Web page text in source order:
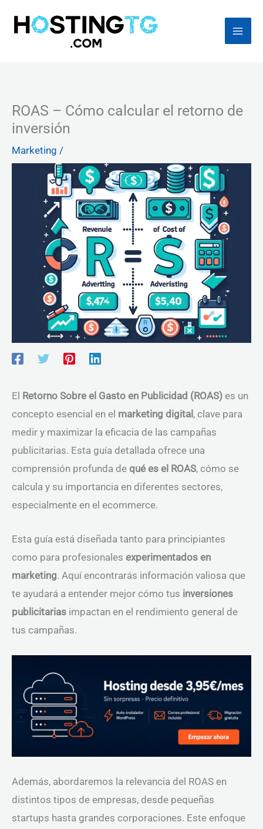
ROAS – Cómo calcular el retorno de
inversión
Marketing /
El Retorno Sobre el Gasto en Publicidad (ROAS) es un
concepto esencial en el marketing digital , clave para
medir y maximizar la eficacia de las campañas
publicitarias. Esta guía detallada ofrece una
comprensión profunda de qué es el ROAS, cómo se
calcula y su importancia en diferentes sectores,
especialmente en el ecommerce.
Esta guía está diseñada tanto para principiantes
como para profesionales experimentados en
marketing. Aquí encontrarás información valiosa que
te ayudará a entender mejor cómo tus inversiones
publicitarias impactan en el rendimiento general de
tus campañas.
Además, abordaremos la relevancia del ROAS en
distintos tipos de empresas, desde pequeñas
startups hasta grandes corporaciones. Este enfoque